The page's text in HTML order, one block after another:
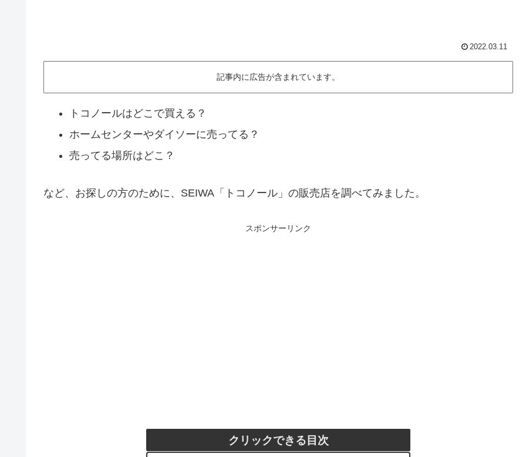
2022.03.11
記事内に広告が含まれています。
トコノールはどこで買える？
ホームセンターやダイソーに売ってる？
売ってる場所はどこ？
など、お探しの方のために、SEIWA「トコノール」の販売店を調べてみました。
スポンサーリンク
クリックできる目次